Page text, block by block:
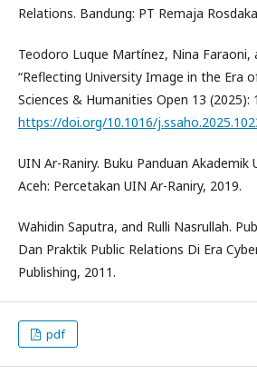
Relations. Bandung: PT Remaja
Teodoro Luque Martínez, Nina Faraoni,
“Reflecting University Image in the Era
Sciences & Humanities Open 13 (2025):
https://doi.org/10.1016/
UIN Ar-Raniry. Buku Panduan Akademik
Aceh: Percetakan UIN Ar-Raniry, 2019.
Wahidin Saputra, and Rulli Nasrullah.
Dan Praktik Public Relations Di Era
Publishing, 2011.
pdf